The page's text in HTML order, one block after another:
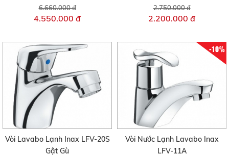
6.660.000 đ
4.550.000 đ
2.750.000 đ
2.200.000 đ
Vòi Lavabo Lạnh Inax LFV-20S
Gật Gù
-10%
Vòi Nước Lạnh Lavabo Inax
LFV-11A